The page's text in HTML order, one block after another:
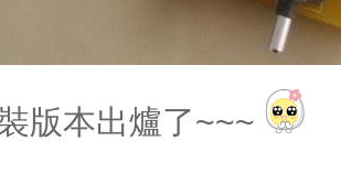
版本出爐了~~~